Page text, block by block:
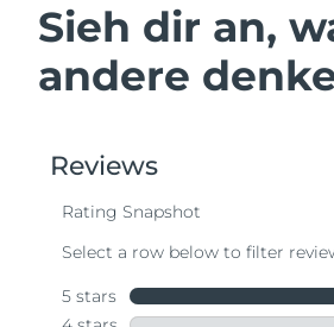
Sieh dir an,
andere